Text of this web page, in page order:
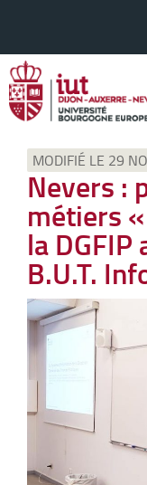
MODIFIÉ LE 29
Nevers :
métiers
la
B.U.T.